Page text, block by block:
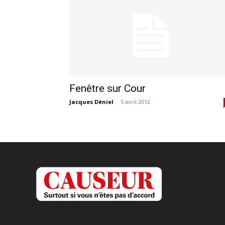
Fenêtre sur Cour
Jacques Déniel - 5 avril 2012